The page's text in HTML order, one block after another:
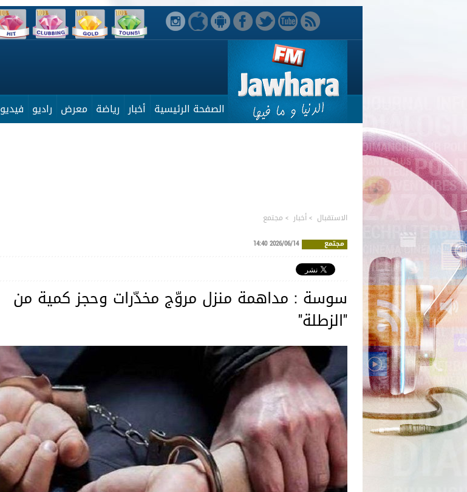
الصفحة الرئيسية أخبار رياضة معرض راديو فيديو
الاستقبال >أخبار > مجتمع
مجتمع 2026/06/14 14:40
سوسة : مداهمة منزل مروّج مخدّرات وحجز كمية من
"الزطلة"